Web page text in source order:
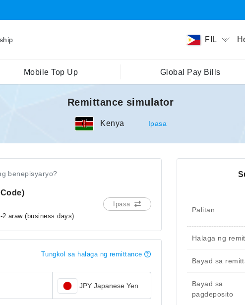
FIL
Mobile Top Up Global Pay Bills
Remittance simulator
Kenya Ipasa
benepisyaryo?
araw (business days)
Ipasa
Tungkol sa halaga ng remittance
JPY Japanese Yen
Palitan
Halaga ng
Bayad sa
Bayad sa
pagdeposito